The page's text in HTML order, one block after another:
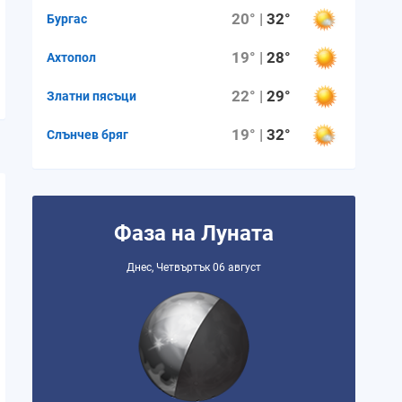
Бургас 20° |32°
Ахтопол 19° |28°
Златни пясъци 22° |29°
Слънчев бряг 19° |32°
Фаза на Луната
Днес, Четвъртък 06 август